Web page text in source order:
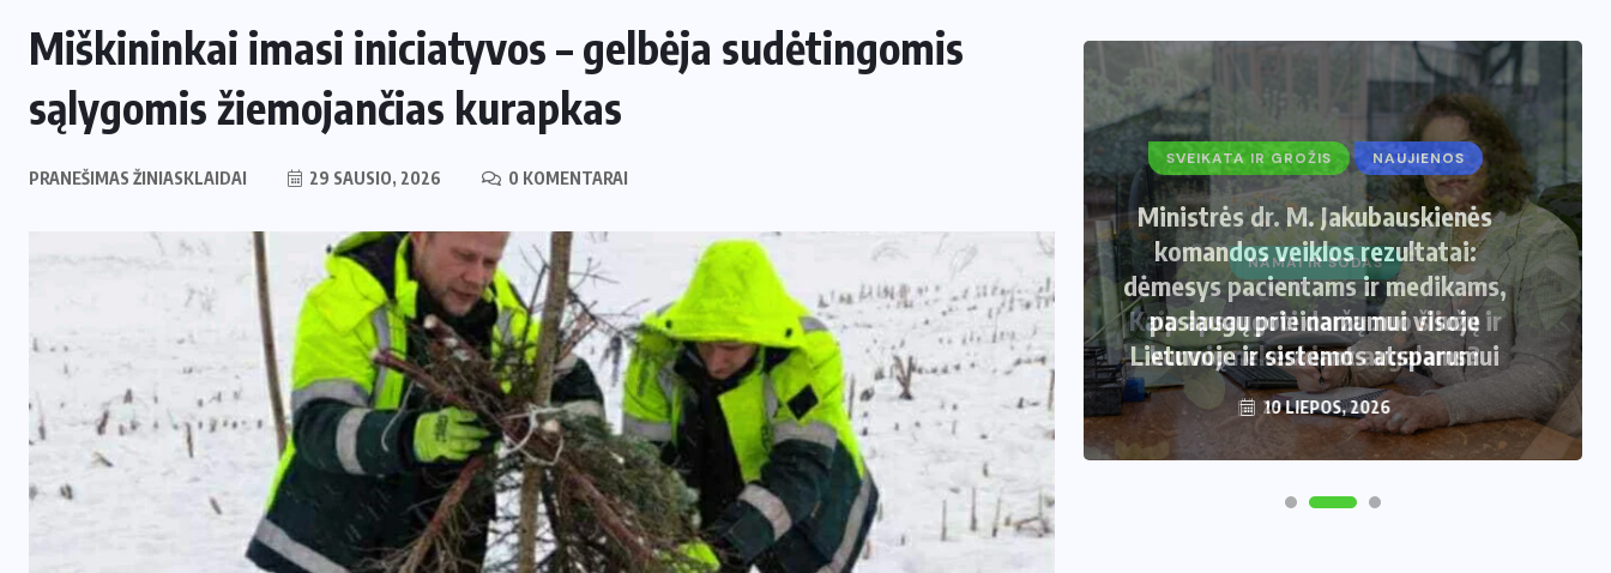
Miškininkai imasi iniciatyvos – gelbėja sudėtingomis
sąlygomis žiemojančias kurapkas
PRANEŠIMAS ŽINIASKLAIDAI 29 SAUSIO, 2026 0 KOMENTARAI
ENERGETIKA NAUJIENOS
Naujas svertas Europoje: Lietuva
perima svarbų postą strateginėje
Europos energetikos asociacijoje
2 LIEPOS, 2026
NAMAI IR SODAS
Kaip apsaugoti daržą nuo šliužų ir
kurmių nekenkiant augalams?
29 LIEPOS, 2026
SVEIKATA IR GROŽIS NAUJIENOS
Ministrės dr. M. Jakubauskienės
komandos veiklos rezultatai:
dėmesys pacientams ir medikams,
paslaugų prieinamumui visoje
Lietuvoje ir sistemos atsparumui
10 LIEPOS, 2026